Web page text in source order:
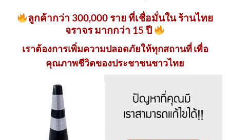
ลูกค้ากว่า 300,000 ราย ที่เชื่อมั่นใน ร้านไทย
จราจร มากกว่า 15 ปี
เราต้องการเพิ่มความปลอดภัยให้ทุกสถานที่ เพื่อ
คุณภาพชีวิตของประชาชนชาวไทย